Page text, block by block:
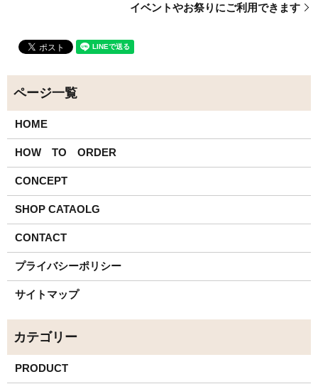
イベントやお祭りにご利用できます
HOME
HOW TO ORDER
CONCEPT
SHOP CATAOLG
CONTACT
プライバシーポリシー
サイトマップ
PRODUCT